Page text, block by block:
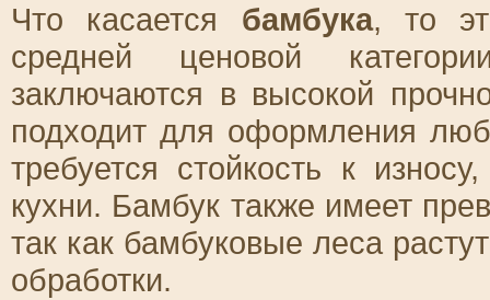
Что касается бамбука, то
средней ценовой
заключаются в высокой
подходит для оформления
требуется стойкость к
кухни. Бамбук также имеет
так как бамбуковые леса
обработки.